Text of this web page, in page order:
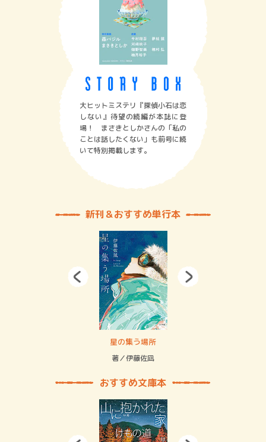
大ヒットミステリ『探偵小石は恋
しない』待望の続編が本誌に登
場！ まさきとしかさんの「私の
ことは話したくない」も前号に続
いて特別掲載します。
新刊＆おすすめ単行本
星の集う場所
著／伊藤佐凪
おすすめ文庫本